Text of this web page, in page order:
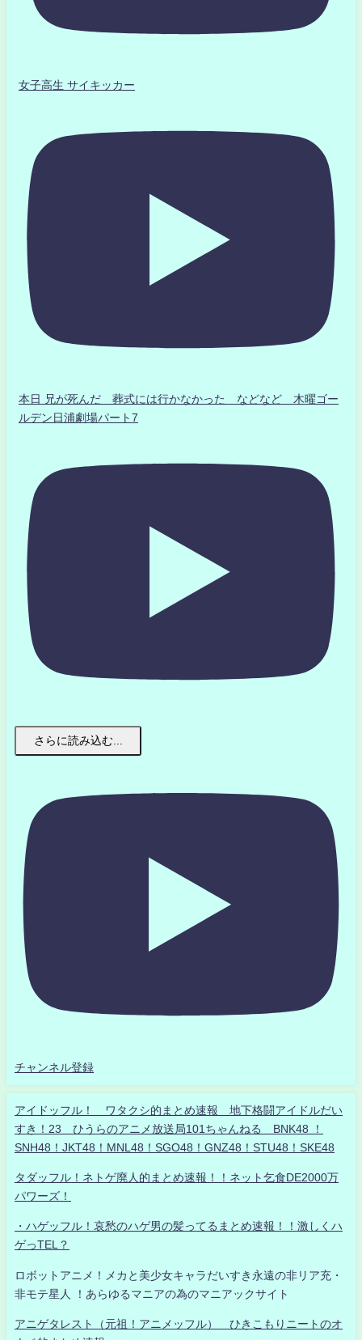
女子高生 サイキッカー
本日 兄が死んだ 葬式には行かなかった などなど 木曜ゴー
ルデン日浦劇場パート7
さらに読み込む...
チャンネル登録
アイドッフル！ ワタクシ的まとめ速報 地下格闘アイドルだい
すき！23 ひうらのアニメ放送局101ちゃんねる BNK48 ！
SNH48！JKT48！MNL48！SGO48！GNZ48！STU48！SKE48
タダッフル！ネトゲ廃人的まとめ速報！！ネット乞食DE2000万
パワーズ！
・ハゲッフル！哀愁のハゲ男の髪ってるまとめ速報！！激しくハ
ゲっTEL？
ロボットアニメ！メカと美少女キャラだいすき永遠の非リア充・
非モテ星人 ！あらゆるマニアの為のマニアックサイト
アニゲタレスト（元祖！アニメッフル） ひきこもりニートのオ